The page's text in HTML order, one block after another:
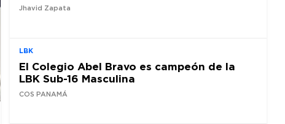
Jhavid Zapata
LBK
El Colegio Abel Bravo es campeón de la
LBK Sub-16 Masculina
COS PANAMÁ